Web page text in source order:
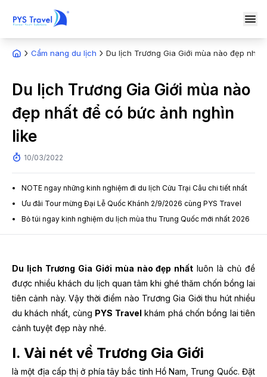
Cẩm nang du lịch Du lịch Trương Gia Giới mùa nào đẹp
Du lịch Trương Gia Giới mùa nào
đẹp nhất để có bức ảnh nghìn
like
10/03/2022
NOTE ngay những kinh nghiệm đi du lịch Cửu Trại Câu chi tiết nhất
Ưu đãi Tour mừng Đại Lễ Quốc Khánh 2/9/2026 cùng PYS Travel
Bỏ túi ngay kinh nghiệm du lịch mùa thu Trung Quốc mới nhất 2026
Du lịch Trương Gia Giới mùa nàođẹp nhất luôn là chủ đề
được nhiều khách du lịch quan tâm khi ghé thăm chốn bồng lai
tiên cảnh này. Vậy thời điểm nào Trương Gia Giới thu hút nhiều
du khách nhất, cùng PYS Travel khám phá chốn bồng lai tiên
cảnh tuyệt đẹp này nhé.
I. Vài nét về Trương Gia Giới
là một địa cấp thị ở phía tây bắc tỉnh Hồ Nam, Trung Quốc. Đặt